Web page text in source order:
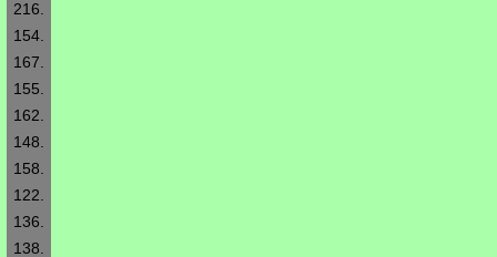
216.
154.
167.
155.
162.
148.
158.
122.
136.
138.